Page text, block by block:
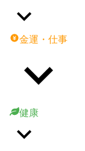
金運・仕事
健康